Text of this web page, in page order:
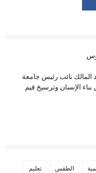
نائب رئيس جامعة
الإنسان وترسيخ قيم
الطقس تعليم